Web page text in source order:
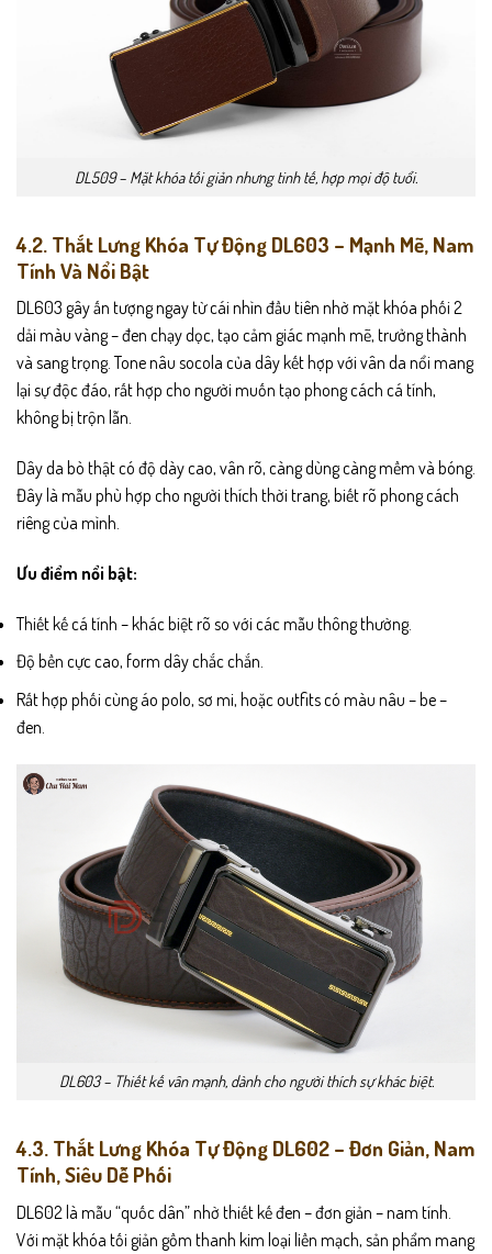
DL509 – Mặt khóa tối giản nhưng tinh tế, hợp mọi độ tuổi.
4.2. Thắt Lưng Khóa Tự Động DL603 – Mạnh Mẽ, Nam
Tính Và Nổi Bật
DL603 gây ấn tượng ngay từ cái nhìn đầu tiên nhờ mặt khóa phối 2
dải màu vàng – đen chạy dọc, tạo cảm giác mạnh mẽ, trưởng thành
và sang trọng. Tone nâu socola của dây kết hợp với vân da nổi mang
lại sự độc đáo, rất hợp cho người muốn tạo phong cách cá tính,
không bị trộn lẫn.
Dây da bò thật có độ dày cao, vân rõ, càng dùng càng mềm và bóng.
Đây là mẫu phù hợp cho người thích thời trang, biết rõ phong cách
riêng của mình.
Ưu điểm nổi bật:
Thiết kế cá tính – khác biệt rõ so với các mẫu thông thường.
Độ bền cực cao, form dây chắc chắn.
Rất hợp phối cùng áo polo, sơ mi, hoặc outfits có màu nâu – be –
đen.
DL603 – Thiết kế vân mạnh, dành cho người thích sự khác biệt.
4.3. Thắt Lưng Khóa Tự Động DL602 – Đơn Giản, Nam
Tính, Siêu Dễ Phối
DL602 là mẫu “quốc dân” nhờ thiết kế đen – đơn giản – nam tính.
Với mặt khóa tối giản gồm thanh kim loại liền mạch, sản phẩm mang